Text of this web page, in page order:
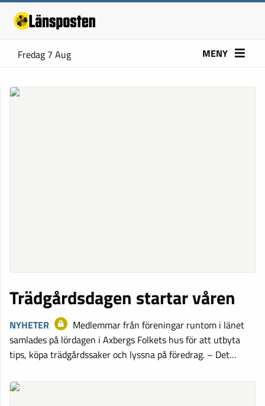
Fredag 7 Aug MENY
Trädgårdsdagen startar våren
NYHETER
Medlemmar från föreningar runtom i länet
samlades på lördagen i Axbergs Folkets hus för att utbyta
tips, köpa trädgårdssaker och lyssna på föredrag. – Det…